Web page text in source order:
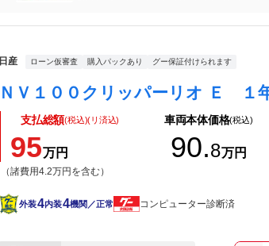
日産 ローン仮審査 購入パックあり グー保証付けられます
支払総額(税込)(リ済込)
95万円
（諸費用4.2万円を含む）
車両本体価格(税込)
90.8万円
外装4内装4機関／正常 コンピューター診断済